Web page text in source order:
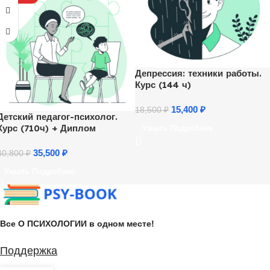
Депрессия: техники работы.
Курс (144 ч)
18,500₽ 15,400 ₽
педагог-психолог.
(710ч) + Диплом
₽ 35,500 ₽
Все О ПСИХОЛОГИИ в одном месте!
Поддержка